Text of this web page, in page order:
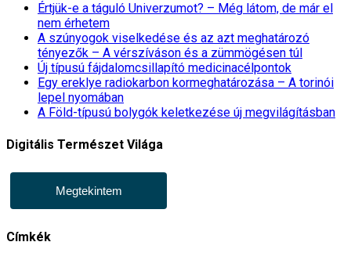
Értjük-e a táguló Univerzumot? – Még látom, de már el
nem érhetem
A szúnyogok viselkedése és az azt meghatározó
tényezők – A vérszíváson és a zümmögésen túl
Új típusú fájdalomcsillapító medicinacélpontok
Egy ereklye radiokarbon kormeghatározása – A torinói
lepel nyomában
A Föld-típusú bolygók keletkezése új megvilágításban
Digitális Természet Világa
Megtekintem
Címkék